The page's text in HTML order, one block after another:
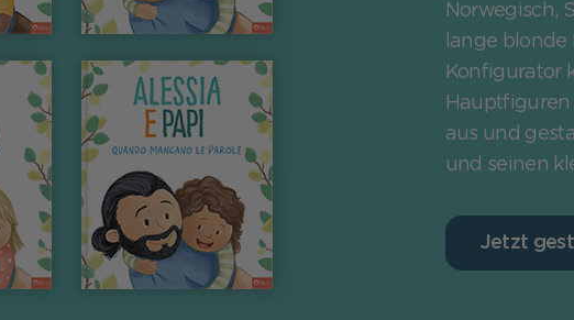
Norwegisch,
lange
Konfigurator
Hauptfiguren
aus und
und seinen
Jetzt